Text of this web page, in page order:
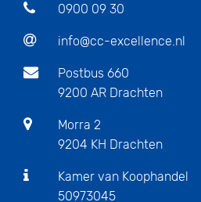
0900 09 30
info@cc-excellence.nl
Postbus 660
9200 AR Drachten
Morra 2
9204 KH Drachten
Kamer van Koophandel
50973045